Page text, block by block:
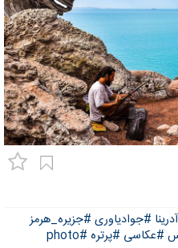
#جوادیاوری #جزیره_هرمز
#عکاسی #پرتره #photo